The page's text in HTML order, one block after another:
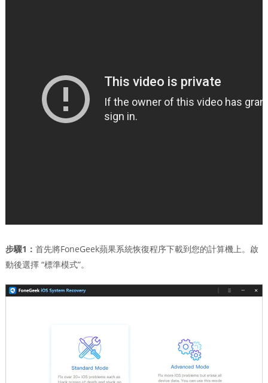
步驟1： 首先將FoneGeek蘋果系統恢復程序下載到您的計算機上。啟
動後選擇 “標準模式”。